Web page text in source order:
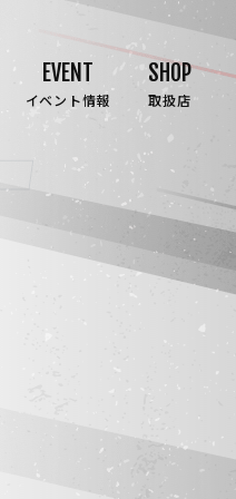
EVENT
イベント情報
SHOP
取扱店